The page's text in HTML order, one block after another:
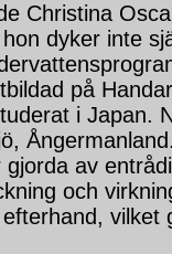
Christina
dyker inte
på
i Japan.
av
och
vilket